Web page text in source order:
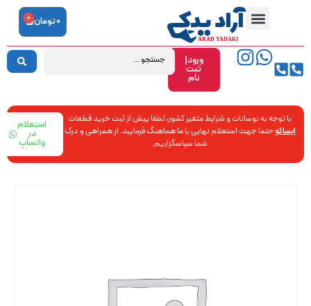
ورود|
ثبت
نام
0تومان 0
با توجه به نوسانات و شرایط متغیر کشور، لطفا پیش از ثبت خرید قطعات
ایساکوحتما جهت استعلام نهایی با ما هماهنگ فرمایید. از همراهی و درک
شما سپاسگزاریم.
استعلام
در
واتساپ